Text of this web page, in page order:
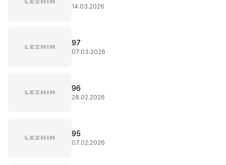
14.03.2026
97
07.03.2026
96
28.02.2026
95
07.02.2026